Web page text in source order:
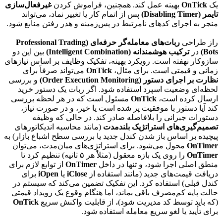
یک OnTick بهینه عمل کند. همچنین، فراموش کردنغیرفعال‌سازی
تایمر (Disabling Timer)
پس از اتمام کار یا تغییر نماد، می‌تواند
منجر به اجرای کدهای نامرتبط در پس‌زمینه و هدر رفتن منابع شود.
راز طراحی
ربات‌های معامله‌گر حرفه‌ای (Professional Trading
Bots) درترکیب هوشمندانه (Intelligent Combination)
بین این دو
سازوکار نهفته است. رویکرد بهینه، تفکیک وظایف بر اساس نیازهای
زمانی و قیمتی است. برای مثال، OnTick می‌تواند صرفاً برای
نظارت بر اجرای دستور (Order Execution Monitoring)
و بررسی
لحظه‌ای وضعیت اسپرد استفاده شود. اگر ربات یک دستور خرید
ارسال کرده است، OnTick مسئول است که در هر لحظه بررسی
کند آیا دستور با موفقیت پر شده است یا خیر، و در صورت نیاز،
دستورات جبرانی را بلافاصله صادر کند. در حالی که وظیفه
تصمیم‌گیری‌های استراتژیک بلندمدت (مانند محاسبه اندیکاتورهای
پیچیده بر اساس باز شدن کندل جدید یا بررسی سطح اشباع بازار) به
OnTimer محول می‌شود. برای استراتژی‌های میان‌مدت، می‌توان
OnTimer
را روی یک بازه معقول (مثلاً هر ۵ ثانیه) تنظیم کرد تا
منطق اصلی اجرا شود، و تنها در داخل OnTimer از توابع لازم برای
دریافت قیمت‌های جدید (مانند استفاده از iClose یا iOpen برای
کندل قبلی) استفاده کرد. این تفکیک تضمین می‌کند که سیستم در
حالت پایه کم‌مصرف باقی بماند، اما هنگام وقوع یک رویداد قیمتی
(که باید توسط کد مدیریت شود)، از قابلیت واکنش سریع OnTick
برای تأیید یا لغو سریع معامله استفاده شود.